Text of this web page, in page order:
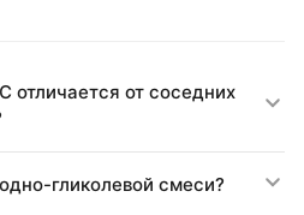
отличается от соседних
гликолевой смеси?